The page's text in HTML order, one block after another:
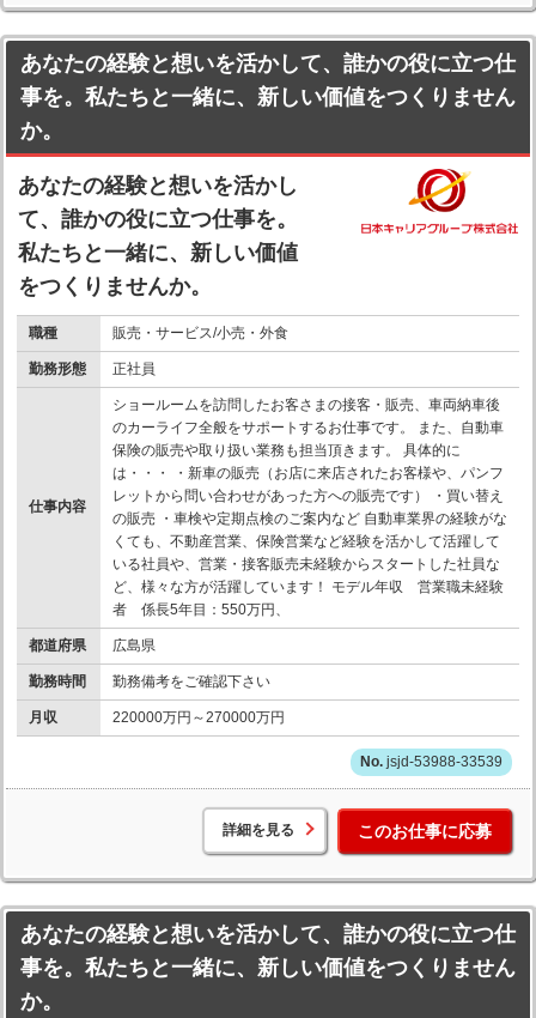
あなたの経験と想いを活かして、誰かの役に立つ仕
事を。私たちと一緒に、新しい価値をつくりません
か。
あなたの経験と想いを活かし
て、誰かの役に立つ仕事を。
私たちと一緒に、新しい価値
をつくりませんか。
職種 販売・サービス/小売・外食
勤務形態 正社員
仕事内容
ショールームを訪問したお客さまの接客・販売、車両納車後
のカーライフ全般をサポートするお仕事です。 また、自動車
保険の販売や取り扱い業務も担当頂きます。 具体的に
は・・・ ・新車の販売（お店に来店されたお客様や、パンフ
レットから問い合わせがあった方への販売です） ・買い替え
の販売 ・車検や定期点検のご案内など 自動車業界の経験がな
くても、不動産営業、保険営業など経験を活かして活躍して
いる社員や、営業・接客販売未経験からスタートした社員な
ど、様々な方が活躍しています！ モデル年収 営業職未経験
者 係長5年目：550万円、
都道府県 広島県
勤務時間 勤務備考をご確認下さい
月収 220000万円～270000万円
jsjd-53988-33539
詳細を見る このお仕事に応募
あなたの経験と想いを活かして、誰かの役に立つ仕
事を。私たちと一緒に、新しい価値をつくりません
か。